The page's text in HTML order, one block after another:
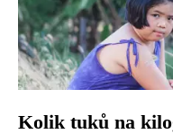
Kolik tuků na